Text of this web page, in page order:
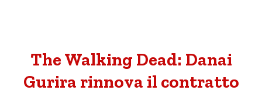
The Walking Dead: Danai
Gurira rinnova il contratto